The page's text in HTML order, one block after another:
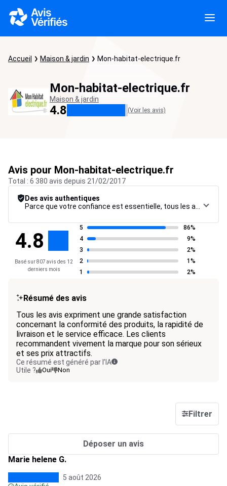
Accueil Maison & jardin Mon-habitat-electrique.fr
Mon-habitat-electrique.fr
Maison & jardin
4.8 (Voir les avis)
Avis pour Mon-habitat-electrique.fr
Total : 6 380 avis depuis 21/02/2017
Des avis authentiques
4.8
Basé sur 807 avis des 12
derniers mois
5
86%
4
9%
3
2%
2
1%
1
2%
Résumé des avis
Tous les avis expriment une grande satisfaction
concernant la conformité des produits, la rapidité de
livraison et le service efficace. Les clients
recommandent vivement la marque pour son sérieux
et ses prix attractifs.
Ce résumé est généré par l’IA
Utile ?
Oui Non
Filtrer
Déposer un avis
Marie helene G.
5 août 2026